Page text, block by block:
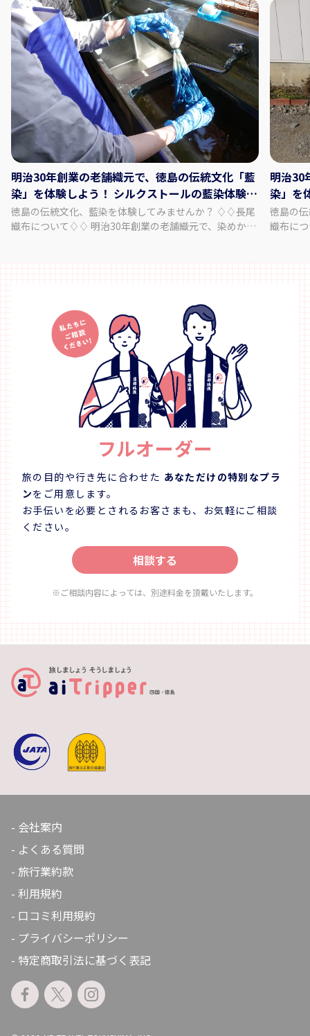
明治30年創業の老舗織元で、徳島の伝統文化「藍
染」を体験しよう！ シルクストールの藍染体験と
工場内見学
徳島の伝統文化、藍染を体験してみませんか？ ♢♢長尾
織布について♢♢ 明治30年創業の老舗織元で、染めから
島の美しい水と藍、そして匠達の技から生まれた長尾織
布の「阿波しじら織」と「藍染」。 本物の藍で、あなた
だけのシルクストールを染め上げる事ができます。 ぜ
ひ、体験・見学にお越し下さい。 - - - - - - - - - - - プラン
内容 - - - - - - - - - - - - - - シルクストール（1枚）の藍染
体験 ・上質でなめらかな肌触りのストールです。 ・
真っ白なシルクストールを染めることができます。 ・
思い通りの模様や色の濃さに仕上がるよう、スタッフが
丁寧にレクチャーいたします。 ・出来上がった作品
は、当日お持ち帰りいただけます。 「阿波じしら織」工
場内見学 ・伝統工芸品「阿波しじら織」の工場内をご
案内いたします。 ・歴史ある木造建築や鋸屋根の見
学、今では珍しい手織機の体験をすることができます。
【集合場所】 長尾織布 〒779-3121 徳島県徳島市国府
町和田189
明治30
染」を
場内見
徳島の伝
織布に
珍しい手
フルオーダー
旅の目的や行き先に合わせた あなただけの特別なプラ
ンをご用意します。
お手伝いを必要とされるお客さまも、お気軽にご相談
ください。
相談する
※ご相談内容によっては、別途料金を頂戴いたします。
会社案内
よくある質問
旅行業約款
利用規約
口コミ利用規約
プライバシーポリシー
特定商取引法に基づく表記